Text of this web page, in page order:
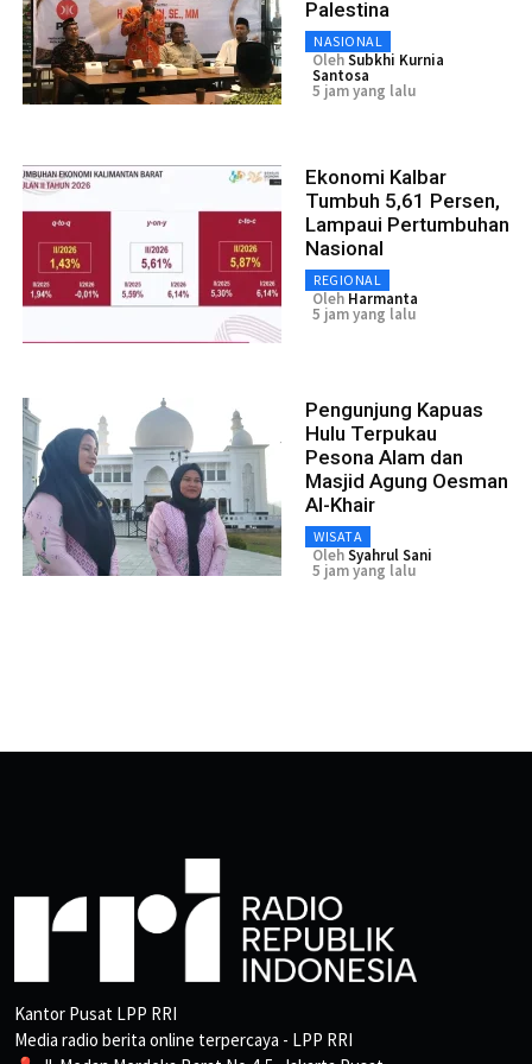
Palestina
NASIONAL
OlehSubkhi Kurnia
Santosa
5 jam yang lalu
Ekonomi Kalbar
Tumbuh 5,61 Persen,
Lampaui Pertumbuhan
Nasional
REGIONAL
Oleh Harmanta
5 jam yang lalu
Pengunjung Kapuas
Hulu Terpukau
Pesona Alam dan
Masjid Agung Oesman
Al-Khair
WISATA
OlehSyahrul Sani
5 jam yang lalu
Kantor Pusat LPP RRI
Media radio berita online terpercaya - LPP RRI